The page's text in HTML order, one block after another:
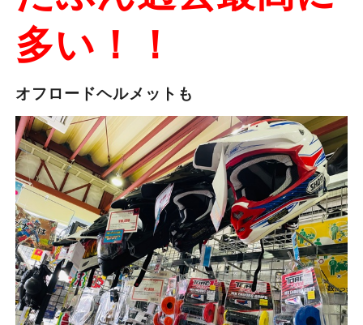
多い！！
オフロードヘルメットも